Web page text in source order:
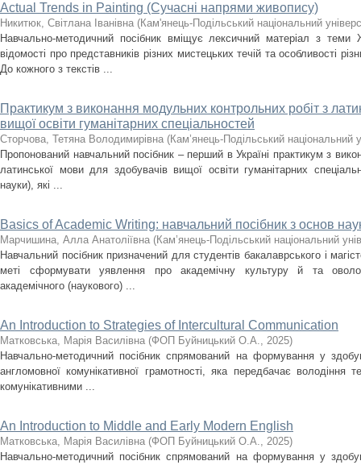
Actual Trends in Painting (Сучасні напрями живопису)
Никитюк, Світлана Іванівна (Кам'янець-Подільський національний
Навчально-методичний посібник вміщує лексичний матеріал з теми
відомості про представників різних мистецьких течій та особливості
До кожного з текстів ...
Практикум з виконання модульних контрольних робіт з
вищої освіти гуманітарних спеціальностей
Сторчова, Тетяна Володимирівна (Кам’янець-Подільський національний
Пропонований навчальний посібник – перший в Україні практикум з
латинської мови для здобувачів вищої освіти гуманітарних
науки), які ...
Basics of Academic Writing: навчальний посібник з основ
Марчишина, Алла Анатоліївна (Кам’янець-Подільський національний
Навчальний посібник призначений для студентів бакалаврського і
меті сформувати уявлення про академічну культуру й та
академічного (наукового) ...
An Introduction to Strategies of Intercultural Communication
Матковська, Марія Василівна (ФОП Буйницький О.А., 2025)
Навчально-методичний посібник спрямований на формування у
англомовної комунікативної грамотності, яка передбачає володіння
комунікативними ...
An Introduction to Middle and Early Modern English
Матковська, Марія Василівна (ФОП Буйницький О.А., 2025)
Навчально-методичний посібник спрямований на формування у